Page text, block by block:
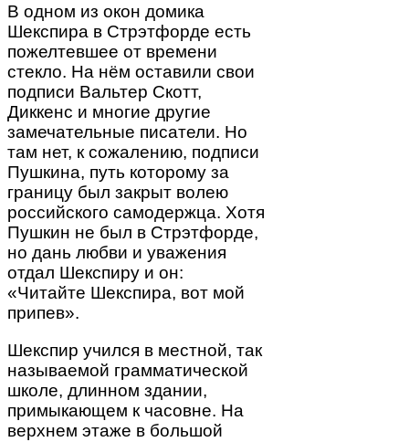
В одном из окон домика
Шекспира в Стрэтфорде есть
пожелтевшее от времени
стекло. На нём оставили свои
подписи Вальтер Скотт,
Диккенс и многие другие
замечательные писатели. Но
там нет, к сожалению, подписи
Пушкина, путь которому за
границу был закрыт волею
российского самодержца. Хотя
Пушкин не был в Стрэтфорде,
но дань любви и уважения
отдал Шекспиру и он:
«Читайте Шекспира, вот мой
припев».
Шекспир учился в местной, так
называемой грамматической
школе, длинном здании,
примыкающем к часовне. На
верхнем этаже в большой